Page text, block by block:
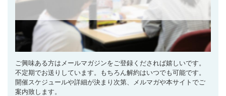
ご興味ある方はメールマガジンをご登録くだされば嬉しいです。
不定期でお送りしています。もちろん解約はいつでも可能です。
開催スケジュールや詳細が決まり次第、メルマガや本サイトでご
案内致します。